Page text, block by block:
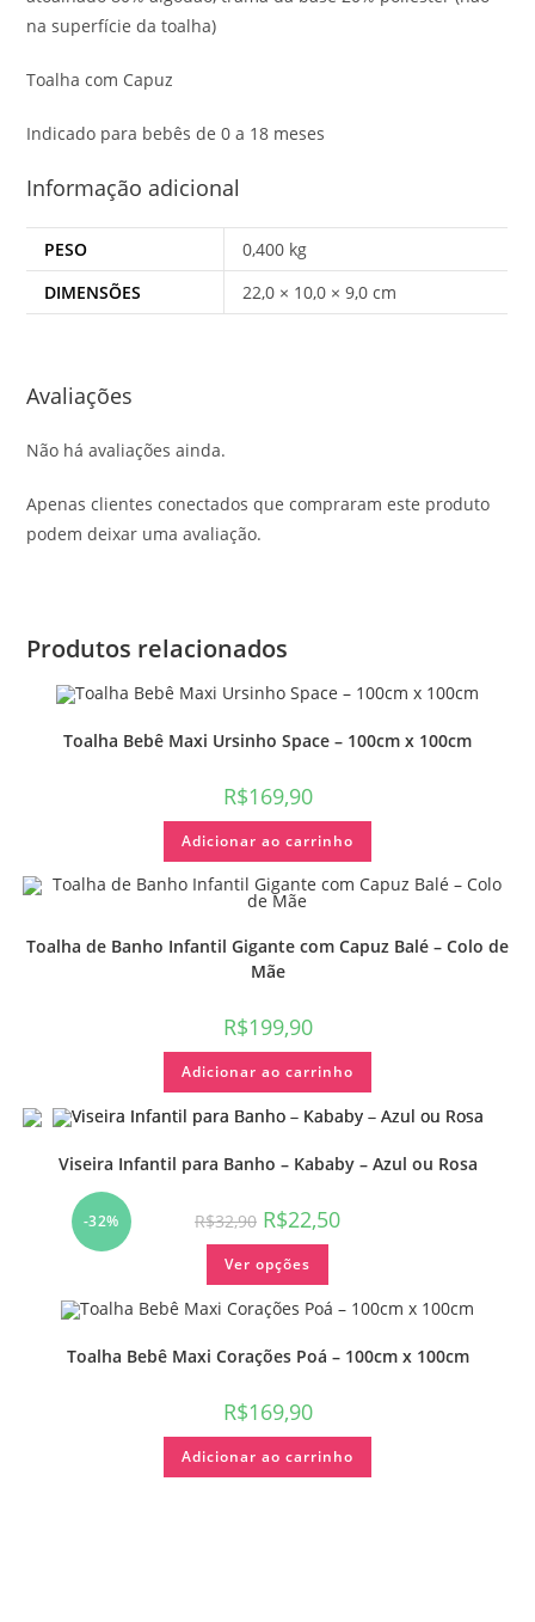
na superfície da toalha)
Toalha com Capuz
Indicado para bebês de 0 a 18 meses
Informação adicional
PESO
0,400 kg
DIMENSÕES
22,0 × 10,0 × 9,0 cm
Avaliações
Não há avaliações ainda.
Apenas clientes conectados que compraram este produto
podem deixar uma avaliação.
Produtos relacionados
Toalha Bebê Maxi Ursinho Space – 100cm x 100cm
R$169,90
Adicionar ao carrinho
Toalha de Banho Infantil Gigante com Capuz Balé – Colo de
Mãe
R$199,90
Adicionar ao carrinho
-32%
Viseira Infantil para Banho – Kababy – Azul ou Rosa
R$32,90 R$22,50
Ver opções
Toalha Bebê Maxi Corações Poá – 100cm x 100cm
R$169,90
Adicionar ao carrinho